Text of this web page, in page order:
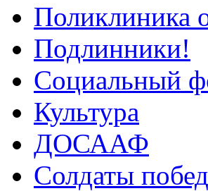
Поликлиника
Подлинники!
Социальный
Культура
ДОСААФ
Солдаты